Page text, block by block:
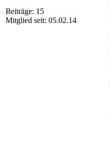
Beiträge: 15
Mitglied seit: 05.02.14